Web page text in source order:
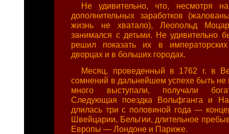
Не удивительно, что, несмотря на
дополнительных заработков
жизнь не хватало), Леопольд
занимался с детьми. Не удивительно
решил показать их в
дворцах и в больших городах.
Месяц, проведенный в 1762 г. в
сомнений в дальнейшем успехе быть не
много выступали, получали
Следующая поездка Вольфганга и
длилась три с половиной года —
Швейцарии, Бельгии, длительное
Европы — Лондоне и Париже.